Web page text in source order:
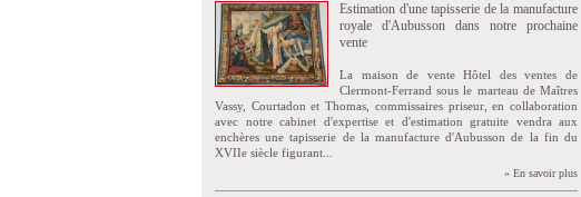
Estimation d'une tapisserie de la manufacture
royale d'Aubusson dans notre prochaine
vente
La maison de vente Hôtel des ventes de
Clermont-Ferrand sous le marteau de Maîtres
Vassy, Courtadon et Thomas, commissaires priseur, en collaboration
avec notre cabinet d'expertise et d'estimation gratuite vendra aux
enchères une tapisserie de la manufacture d'Aubusson de la fin du
XVIIe siècle figurant...
» En savoir plus